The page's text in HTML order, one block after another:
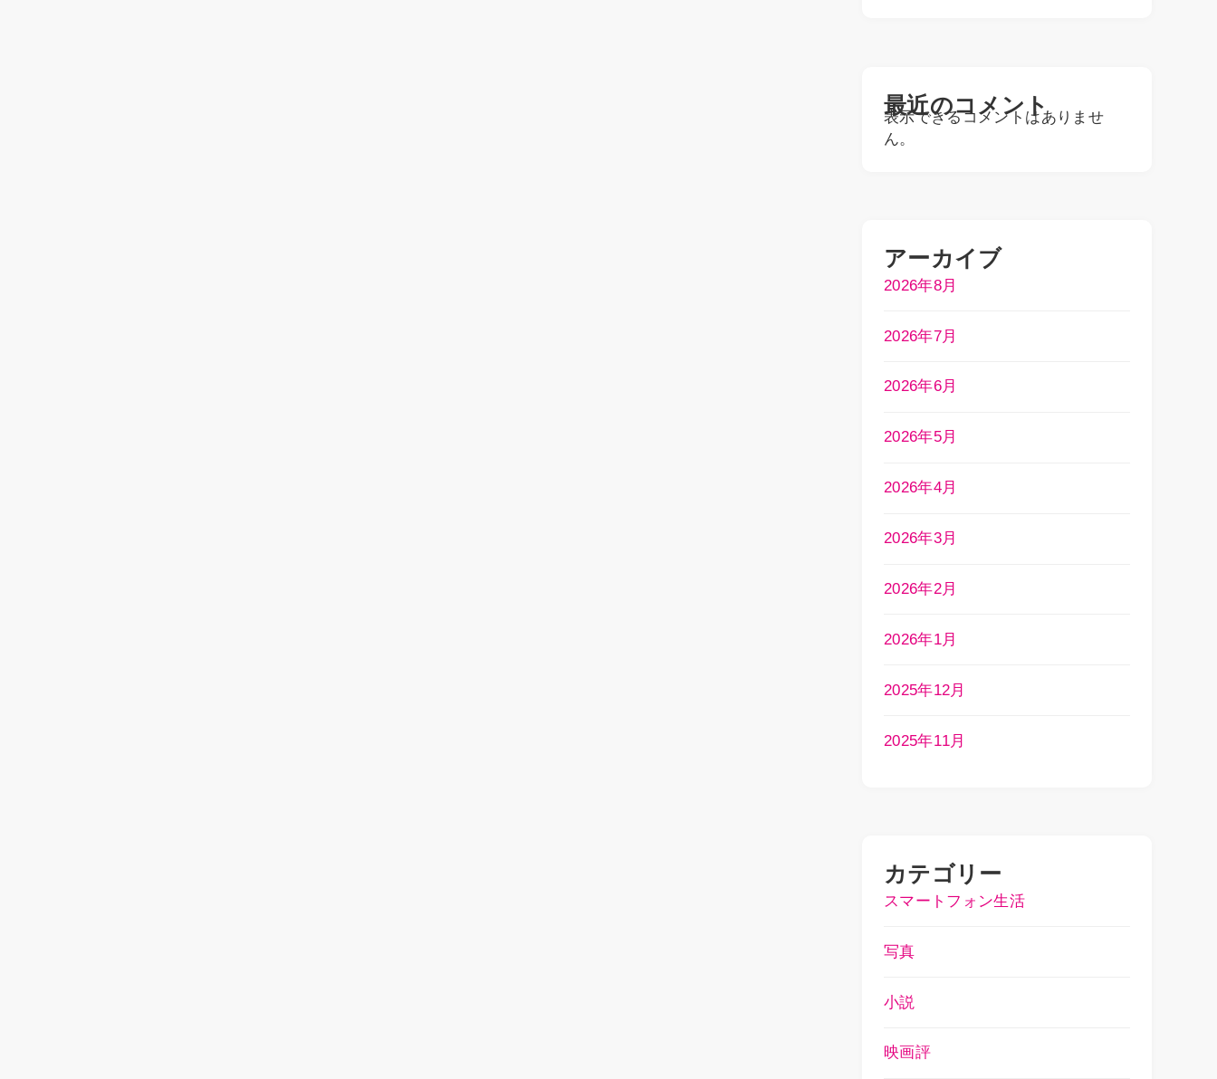
最近のコメント
表示できるコメントはありませ
ん。
アーカイブ
2026年8月
2026年7月
2026年6月
2026年5月
2026年4月
2026年3月
2026年2月
2026年1月
2025年12月
2025年11月
カテゴリー
スマートフォン生活
写真
小説
映画評